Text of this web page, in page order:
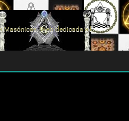
Masónicas. Web dedicada a la